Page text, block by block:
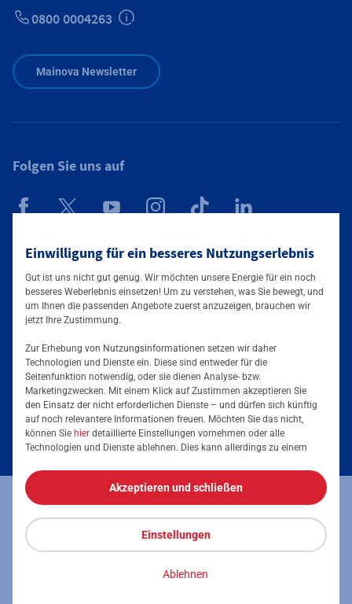
Einwilligung für ein besseres Nutzungserlebnis
Gut ist uns nicht gut genug. Wir möchten unsere Energie für ein noch
besseres Weberlebnis einsetzen! Um zu verstehen, was Sie bewegt, und
um Ihnen die passenden Angebote zuerst anzuzeigen, brauchen wir
jetzt Ihre Zustimmung.
Zur Erhebung von Nutzungsinformationen setzen wir daher
Technologien und Dienste ein. Diese sind entweder für die
Seitenfunktion notwendig, oder sie dienen Analyse- bzw.
Marketingzwecken. Mit einem Klick auf Zustimmen akzeptieren Sie
den Einsatz der nicht erforderlichen Dienste – und dürfen sich künftig
auf noch relevantere Informationen freuen. Möchten Sie das nicht,
können Sie hier detaillierte Einstellungen vornehmen oder alle
Technologien und Dienste ablehnen. Dies kann allerdings zu einem
jederzeit die volle Kontrolle über Ihre Daten, denn die Auswahl kann
jederzeit geändert werden. Weitere Informationen zur Mainova finden
Sie imImpressumund in denDatenschutzhinweisen.
Ablehnen
Einstellungen
Akzeptieren und schließen
0800 0004263
Mainova Newsletter
Folgen Sie uns auf
Mainova App
Tarife & Angebote
Strom für Zuhause
Erdgas für Zuhause
Elektromobilität
Energieausweis erstellen
Stromanbieter in Ihrer Region
Services & Informationen
Podcast
Umzugsmeldung
Impressum Datenschutz Vertrag kündigen
Vertrag widerrufen Barrierefreiheit